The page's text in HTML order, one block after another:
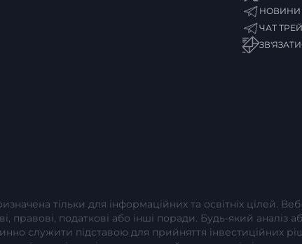
НОВИНИ
ЧАТ
тільки для інформаційних та освітніх цілей.
правові, податкові або інші поради. Будь-який
служити підставою для прийняття інвестиційних